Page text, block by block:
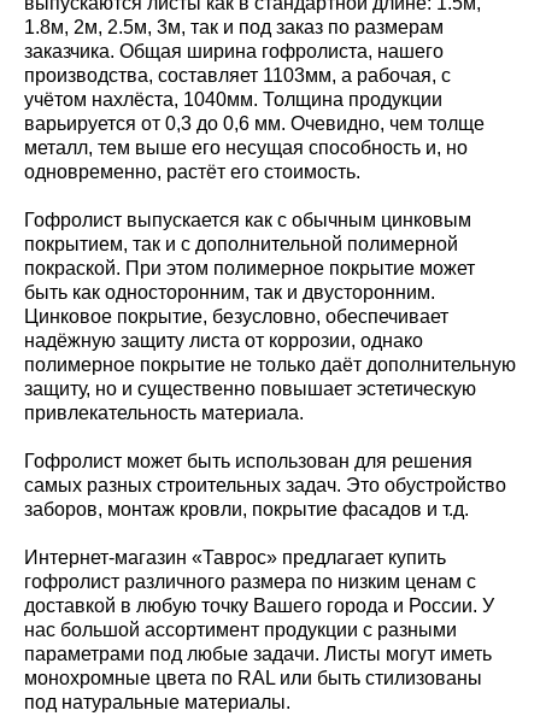
1.8м, 2м, 2.5м, 3м, так и под заказ по размерам
заказчика. Общая ширина гофролиста, нашего
производства, составляет 1103мм, а рабочая, с
учётом нахлёста, 1040мм. Толщина продукции
варьируется от 0,3 до 0,6 мм. Очевидно, чем толще
металл, тем выше его несущая способность и, но
одновременно, растёт его стоимость.
Гофролист выпускается как с обычным цинковым
покрытием, так и с дополнительной полимерной
покраской. При этом полимерное покрытие может
быть как односторонним, так и двусторонним.
Цинковое покрытие, безусловно, обеспечивает
надёжную защиту листа от коррозии, однако
полимерное покрытие не только даёт дополнительную
защиту, но и существенно повышает эстетическую
привлекательность материала.
Гофролист может быть использован для решения
самых разных строительных задач. Это обустройство
заборов, монтаж кровли, покрытие фасадов и т.д.
Интернет-магазин «Таврос» предлагает купить
гофролист различного размера по низким ценам с
доставкой в любую точку Вашего города и России. У
нас большой ассортимент продукции с разными
параметрами под любые задачи. Листы могут иметь
монохромные цвета по RAL или быть стилизованы
под натуральные материалы.